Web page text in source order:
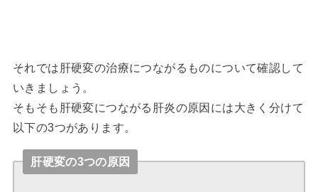
それでは肝硬変の治療につながるものについて確認して
いきましょう。
そもそも肝硬変につながる肝炎の原因には大きく分けて
以下の3つがあります。
肝硬変の3つの原因